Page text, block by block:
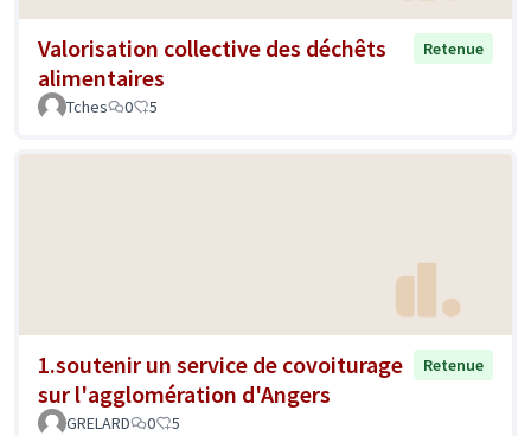
Valorisation collective des déchêts
alimentaires
Retenue
Tches 0 5
1.soutenir un service de covoiturage
sur l'agglomération d'Angers
Retenue
GRELARD 0 5